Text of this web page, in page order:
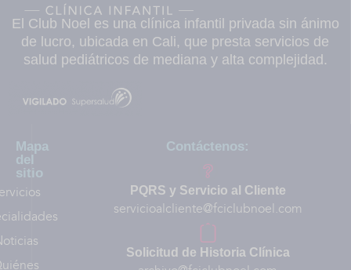
El Club Noel es una clínica infantil privada sin ánimo
de lucro, ubicada en Cali, que presta servicios de
salud pediátricos de mediana y alta complejidad.
Mapa
del
sitio
Contáctenos:
PQRS y Servicio al Cliente
servicioalcliente@fciclubnoel.com
Solicitud de Historia Clínica